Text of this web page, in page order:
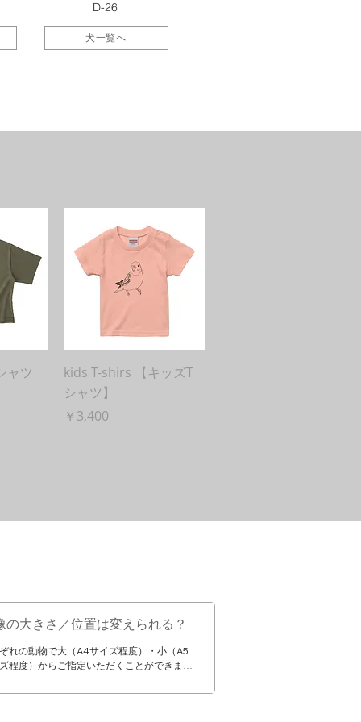
D-26
犬一覧へ
ャツ
kids T-shirs 【キッズT
シャツ】
価格
￥3,400
の大きさ／位置は変えられる？
れの動物で大（A4サイズ程度）・小（A5
程度）からご指定いただくことができま
定いただけますので備考欄にご記入くださ